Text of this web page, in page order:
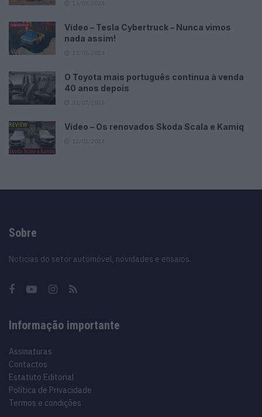
Vídeo – Tesla Cybertruck – Nunca vimos
nada assim!
O Toyota mais português continua à venda
40 anos depois
Vídeo – Os renovados Skoda Scala e Kamiq
Sobre
Noticias do setor automóvel, novidades e ensaios.
Informação importante
Assinaturas
Contactos
Estatuto Editorial
Política de Privacidade
Termos e condições